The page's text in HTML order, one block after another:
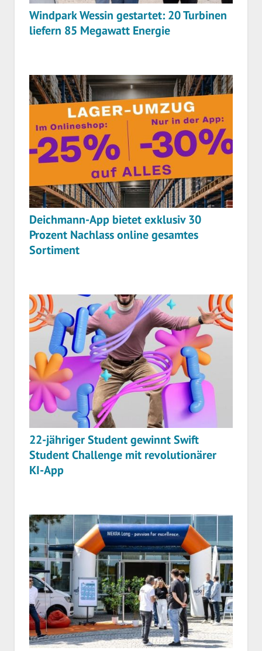
Windpark Wessin gestartet: 20 Turbinen
liefern 85 Megawatt Energie
Deichmann-App bietet exklusiv 30
Prozent Nachlass online gesamtes
Sortiment
22-jähriger Student gewinnt Swift
Student Challenge mit revolutionärer
KI-App